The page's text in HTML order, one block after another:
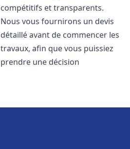
compétitifs et transparents.
Nous vous fournirons un devis
détaillé avant de commencer les
travaux, afin que vous puissiez
prendre une décision